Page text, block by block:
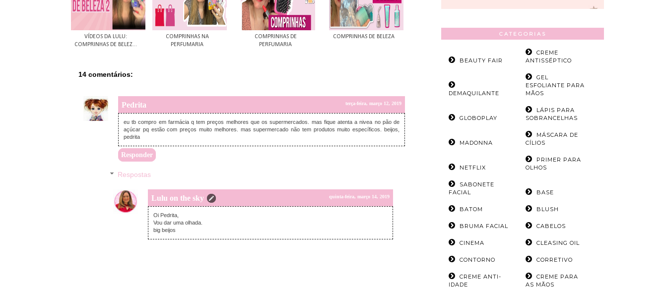
VÍDEOS DA LULU:
COMPRINHAS DE BELEZ...
COMPRINHAS NA
PERFUMARIA
COMPRINHAS DE
PERFUMARIA
COMPRINHAS DE BELEZA
14 comentários:
Pedrita terça-feira, março 12, 2019
eu tb compro em farmácia q tem preços melhores que os supermercados. mas fique atenta a nivea no pão de
açúcar pq estão com preços muito melhores. mas supermercado não tem produtos muito específicos. beijos,
pedrita
Responder
Respostas
Lulu on the sky quinta-feira, março 14, 2019
Oi Pedrita,
Vou dar uma olhada.
big beijos
CATEGORIAS
BEAUTY FAIR
CREME
ANTISSÉPTICO
DEMAQUILANTE
GEL
ESFOLIANTE PARA
MÃOS
GLOBOPLAY
LÁPIS PARA
SOBRANCELHAS
MADONNA
MÁSCARA DE
CÍLIOS
NETFLIX
PRIMER PARA
OLHOS
SABONETE
FACIAL
BASE
BATOM BLUSH
BRUMA FACIAL CABELOS
CINEMA CLEASING OIL
CONTORNO CORRETIVO
CREME ANTI-
IDADE
CREME PARA
AS MÃOS